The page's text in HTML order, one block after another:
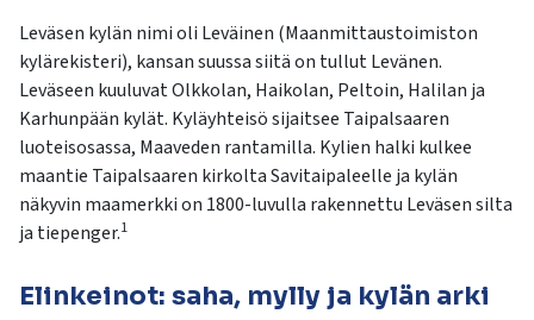
Leväsen kylän nimi oli Leväinen (Maanmittaustoimiston
kylärekisteri), kansan suussa siitä on tullut Levänen.
Leväseen kuuluvat Olkkolan, Haikolan, Peltoin, Halilan ja
Karhunpään kylät. Kyläyhteisö sijaitsee Taipalsaaren
luoteisosassa, Maaveden rantamilla. Kylien halki kulkee
maantie Taipalsaaren kirkolta Savitaipaleelle ja kylän
näkyvin maamerkki on 1800-luvulla rakennettu Leväsen silta
ja tiepenger.1
Elinkeinot: saha, mylly ja kylän arki